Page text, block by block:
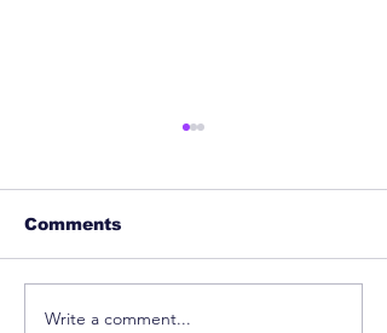
Patent Clearance
Comments
Write a comment...